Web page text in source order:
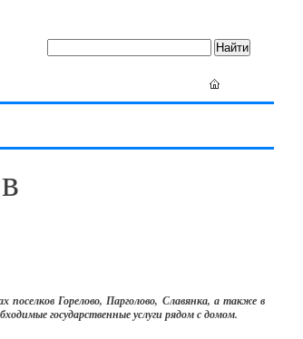
Горелово, Парголово, Славянка, а также в
государственные услуги рядом с домом.